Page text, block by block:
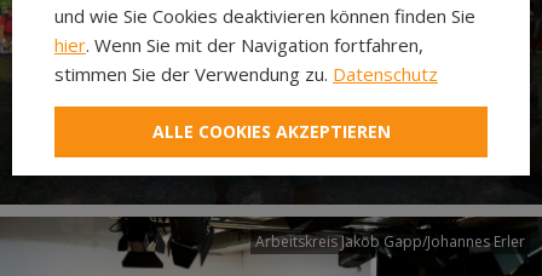
Neuer Pilgerweg Via
Laudato si’
Arbeitskreis Jakob Gapp/Johannes Erler
und wie Sie Cookies deaktivieren können finden Sie
hier. Wenn Sie mit der Navigation fortfahren,
stimmen Sie der Verwendung zu. Datenschutz
ALLE COOKIES AKZEPTIEREN